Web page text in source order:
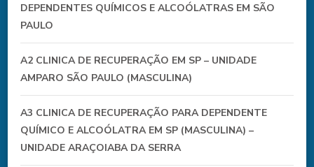
DEPENDENTES QUÍMICOS E ALCOÓLATRAS EM SÃO
PAULO
A2 CLINICA DE RECUPERAÇÃO EM SP – UNIDADE
AMPARO SÃO PAULO (MASCULINA)
A3 CLINICA DE RECUPERAÇÃO PARA DEPENDENTE
QUÍMICO E ALCOÓLATRA EM SP (MASCULINA) –
UNIDADE ARAÇOIABA DA SERRA